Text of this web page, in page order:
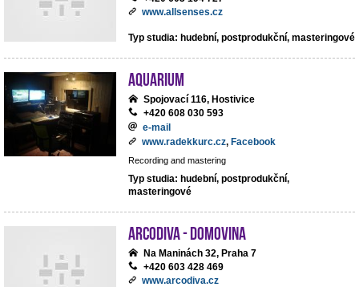
www.allsenses.cz
Typ studia: hudební, postprodukční, masteringové
Aquarium
Spojovací 116, Hostivice
+420 608 030 593
e-mail
www.radekkurc.cz, Facebook
Recording and mastering
Typ studia: hudební, postprodukční,
masteringové
ArcoDiva - Domovina
Na Maninách 32, Praha 7
+420 603 428 469
www.arcodiva.cz